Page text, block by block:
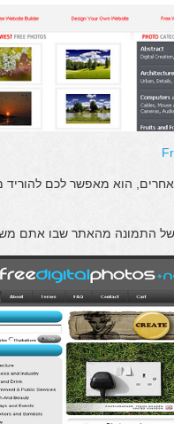
הוא מאפשר לכם להוריד
של התמונה מהאתר שבו אתם